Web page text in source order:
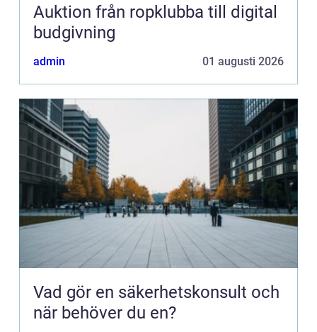
Auktion från ropklubba till digital
budgivning
admin 01 augusti 2026
Vad gör en säkerhetskonsult och
när behöver du en?